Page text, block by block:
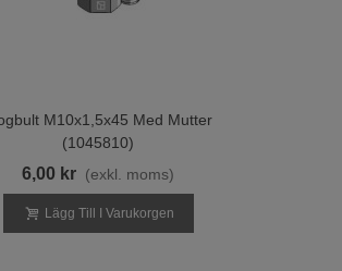
M10x1,5x45 Med Mutter
(1045810)
6,00 kr (exkl. moms)
Lägg Till I Varukorgen